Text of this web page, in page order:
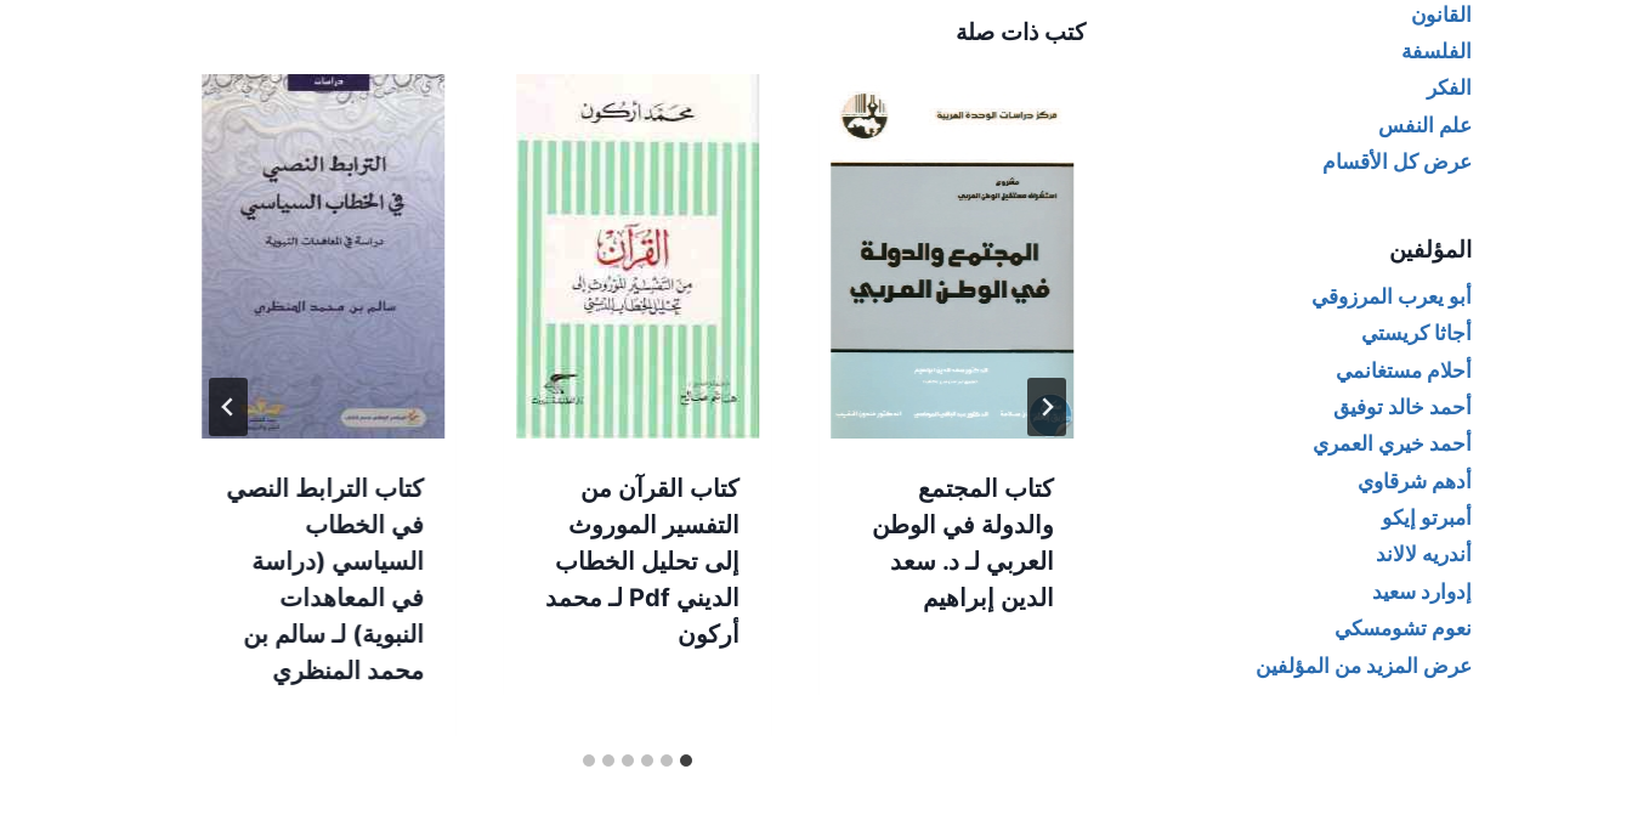
كتب ذات صلة
كتاب إرادة القوة ”
كتاب المجتمع
والدولة في الوطن
العربي لـ د. سعد
الدين إبراهيم
كتاب القرآن من
التفسير الموروث
إلى تحليل الخطاب
الديني Pdf لـ محمد
أركون
كتاب الترابط النصي
في الخطاب
السياسي (دراسة
في المعاهدات
النبوية) لـ سالم بن
محمد المنظري
القانون
الفلسفة
الفكر
علم النفس
عرض كل الأقسام
المؤلفين
أبو يعرب المرزوقي
أجاثا كريستي
أحلام مستغانمي
أحمد خالد توفيق
أحمد خيري العمري
أدهم شرقاوي
أمبرتو إيكو
أندريه لالاند
إدوارد سعيد
نعوم تشومسكي
عرض المزيد من المؤلفين